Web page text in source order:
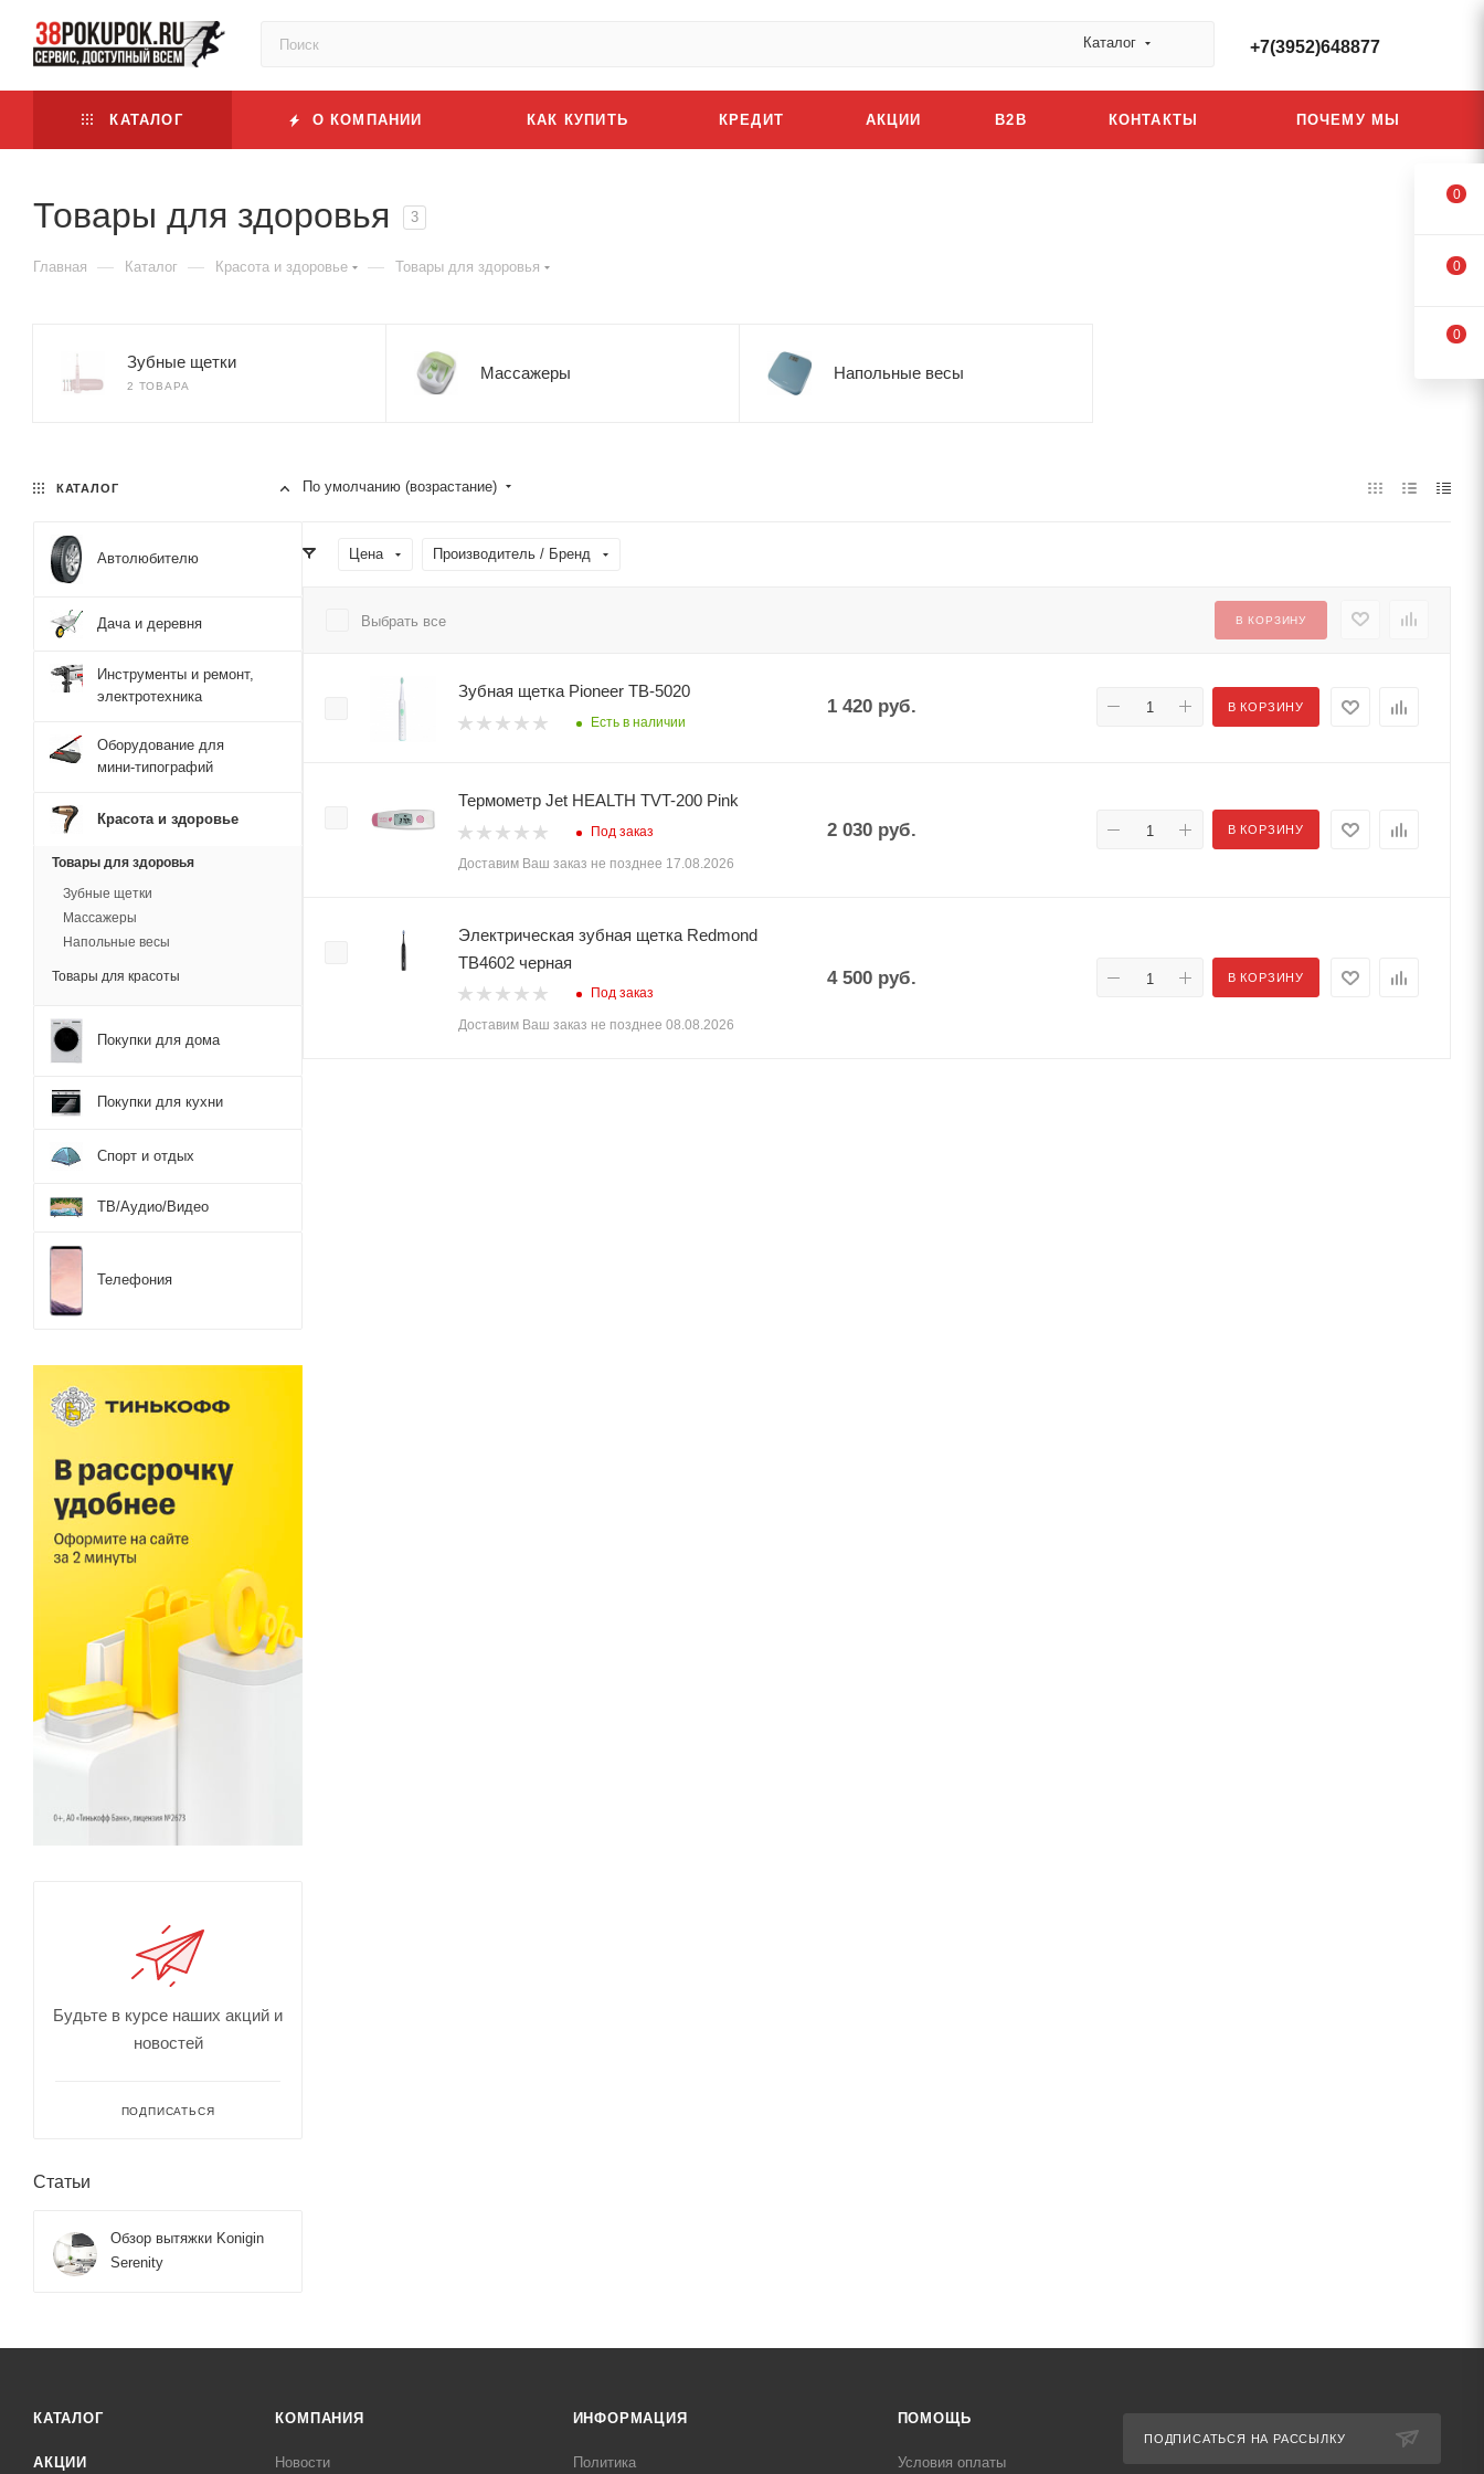
Каталог +7(3952)648877
КАТАЛОГ О КОМПАНИИ КАК КУПИТЬ КРЕДИТ АКЦИИ B2B КОНТАКТЫ ПОЧЕМУ МЫ
Товары для здоровья 3
Главная — Каталог — Красота и здоровье — Товары для здоровья
Зубные щетки
2 ТОВАРА
Массажеры Напольные весы
По умолчанию (возрастание)
Цена Производитель / Бренд
Выбрать все В КОРЗИНУ
Зубная щетка Pioneer TB-5020
Есть в наличии
1 420руб. В КОРЗИНУ
Термометр Jet HEALTH TVT-200 Pink
Под заказ
Доставим Ваш заказ не позднее 17.08.2026
2 030руб. В КОРЗИНУ
Электрическая зубная щетка Redmond
TB4602 черная
Под заказ
Доставим Ваш заказ не позднее 08.08.2026
4 500руб. В КОРЗИНУ
КАТАЛОГ
Автолюбителю
Дача и деревня
Инструменты и ремонт,
электротехника
Оборудование для
мини-типографий
Красота и здоровье
Товары для здоровья
Зубные щетки
Массажеры
Напольные весы
Товары для красоты
Покупки для дома
Покупки для кухни
Спорт и отдых
ТВ/Аудио/Видео
Телефония
Будьте в курсе наших акций и
новостей
ПОДПИСАТЬСЯ
Статьи
Обзор вытяжки Konigin
Serenity
КАТАЛОГ
АКЦИИ
КОМПАНИЯ
Новости
ИНФОРМАЦИЯ
Политика
ПОМОЩЬ
Условия оплаты
ПОДПИСАТЬСЯ НА РАССЫЛКУ
0
0
0